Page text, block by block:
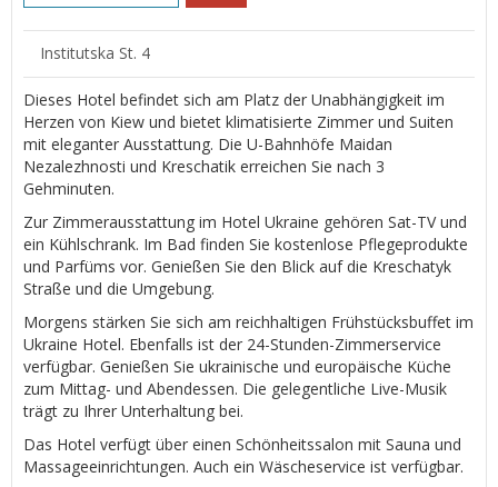
Institutska St. 4
Dieses Hotel befindet sich am Platz der Unabhängigkeit im
Herzen von Kiew und bietet klimatisierte Zimmer und Suiten
mit eleganter Ausstattung. Die U-Bahnhöfe Maidan
Nezalezhnosti und Kreschatik erreichen Sie nach 3
Gehminuten.
Zur Zimmerausstattung im Hotel Ukraine gehören Sat-TV und
ein Kühlschrank. Im Bad finden Sie kostenlose Pflegeprodukte
und Parfüms vor. Genießen Sie den Blick auf die Kreschatyk
Straße und die Umgebung.
Morgens stärken Sie sich am reichhaltigen Frühstücksbuffet im
Ukraine Hotel. Ebenfalls ist der 24-Stunden-Zimmerservice
verfügbar. Genießen Sie ukrainische und europäische Küche
zum Mittag- und Abendessen. Die gelegentliche Live-Musik
trägt zu Ihrer Unterhaltung bei.
Das Hotel verfügt über einen Schönheitssalon mit Sauna und
Massageeinrichtungen. Auch ein Wäscheservice ist verfügbar.